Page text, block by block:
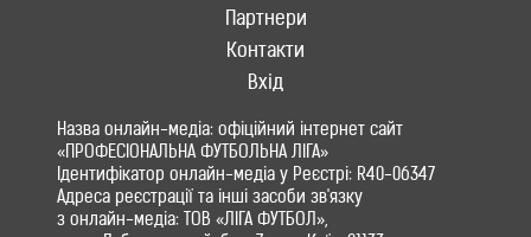
Партнери
Контакти
Вхід
Назва онлайн-медіа: офіційний інтернет сайт
«ПРОФЕСІОНАЛЬНА ФУТБОЛЬНА ЛІГА»
Ідентифікатор онлайн-медіа у Реєстрі: R40-06347
Адреса реєстрації та інші засоби зв'язку
з онлайн-медіа: ТОВ «ЛІГА ФУТБОЛ»,